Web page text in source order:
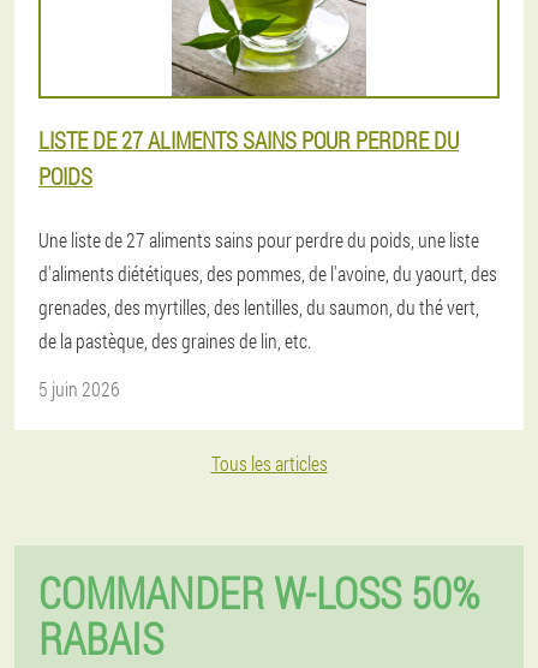
LISTE DE 27 ALIMENTS SAINS POUR PERDRE DU
POIDS
Une liste de 27 aliments sains pour perdre du poids, une liste
d'aliments diététiques, des pommes, de l'avoine, du yaourt, des
grenades, des myrtilles, des lentilles, du saumon, du thé vert,
de la pastèque, des graines de lin, etc.
5 juin 2026
Tous les articles
COMMANDER W-LOSS 50%
RABAIS